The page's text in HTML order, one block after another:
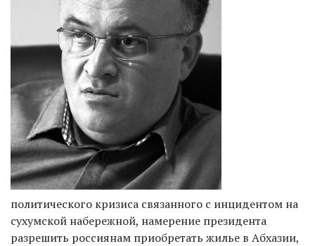
политического кризиса связанного с инцидентом на
сухумской набережной, намерение президента
разрешить россиянам приобретать жилье в Абхазии,